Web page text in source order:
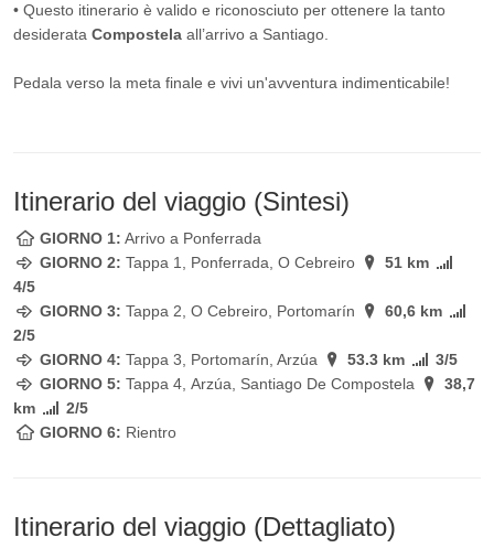
• Questo itinerario è valido e riconosciuto per ottenere la tanto
desiderata Compostela all’arrivo a Santiago.
Pedala verso la meta finale e vivi un'avventura indimenticabile!
Itinerario del viaggio (Sintesi)
GIORNO 1: Arrivo a Ponferrada
GIORNO 2: Tappa 1, Ponferrada, O Cebreiro
51 km
4/5
GIORNO 3: Tappa 2, O Cebreiro, Portomarín
60,6 km
2/5
GIORNO 4: Tappa 3, Portomarín, Arzúa 53.3 km
3/5
GIORNO 5: Tappa 4, Arzúa, Santiago De Compostela
38,7
km
2/5
GIORNO 6: Rientro
Itinerario del viaggio (Dettagliato)